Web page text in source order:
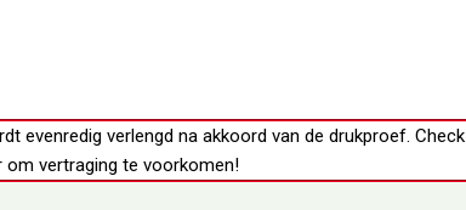
evenredig verlengd na akkoord van de drukproef. Check
om vertraging te voorkomen!